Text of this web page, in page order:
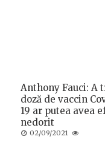
Anthony Fauci: A
doză de vaccin
19 ar putea avea
nedorit
Posted
02/09/2021